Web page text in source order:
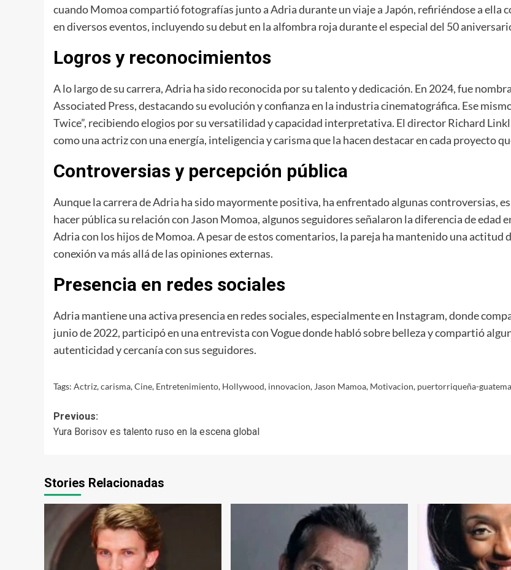
cuando Momoa compartió fotografías junto a Adria durante un viaje a Japón, refiriéndose a ella
en diversos eventos, incluyendo su debut en la alfombra roja durante el especial del 50
Logros y reconocimientos
A lo largo de su carrera, Adria ha sido reconocida por su talento y dedicación. En 2024, fue
Associated Press, destacando su evolución y confianza en la industria cinematográfica. Ese
Twice”, recibiendo elogios por su versatilidad y capacidad interpretativa. El director Richard
como una actriz con una energía, inteligencia y carisma que la hacen destacar en cada proyecto
Controversias y percepción pública
Aunque la carrera de Adria ha sido mayormente positiva, ha enfrentado algunas controversias,
hacer pública su relación con Jason Momoa, algunos seguidores señalaron la diferencia de edad
Adria con los hijos de Momoa. A pesar de estos comentarios, la pareja ha mantenido una actitud
conexión va más allá de las opiniones externas.
Presencia en redes sociales
Adria mantiene una activa presencia en redes sociales, especialmente en Instagram, donde
junio de 2022, participó en una entrevista con Vogue donde habló sobre belleza y compartió
autenticidad y cercanía con sus seguidores.
Tags: Actriz,carisma,Cine, Entretenimiento, Hollywood, innovacion, Jason Mamoa, Motivacion, puertorriqueña-
Post
navigation
Previous:
Yura Borisov es talento ruso en la escena global
Stories Relacionadas